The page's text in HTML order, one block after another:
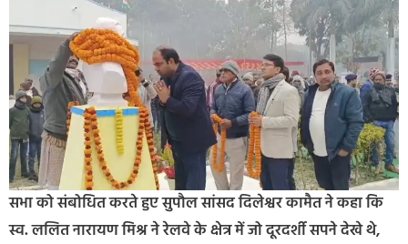
सभा को संबोधित करते हुए सुपौल सांसद दिलेश्वर कामैत ने कहा कि
स्व. ललित नारायण मिश्र ने रेलवे के क्षेत्र में जो दूरदर्शी सपने देखे थे,